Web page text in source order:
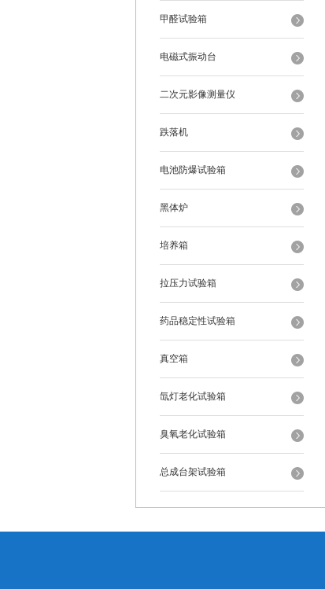
甲醛试验箱
电磁式振动台
二次元影像测量仪
跌落机
电池防爆试验箱
黑体炉
培养箱
拉压力试验箱
药品稳定性试验箱
真空箱
氙灯老化试验箱
臭氧老化试验箱
总成台架试验箱